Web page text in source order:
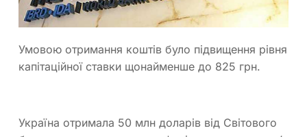
Умовою отримання коштів було підвищення рівня
капітаційної ставки щонайменше до 825 грн.
Україна отримала 50 млн доларів від Світового